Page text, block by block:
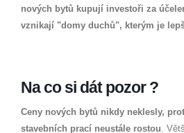
nových bytů kupují investoři za
vznikají "domy duchů", kterým je
Na co si dát pozor ?
Ceny nových bytů nikdy neklesly,
stavebních prací neustále rostou.